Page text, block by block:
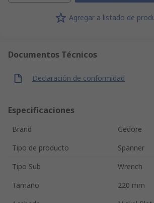
Agregar a listado de
Documentos Técnicos
Declaración de conformidad
Especificaciones
Brand
Gedore
Tipo de producto
Spanner
Tipo Sub
Wrench
Tamaño
220 mm